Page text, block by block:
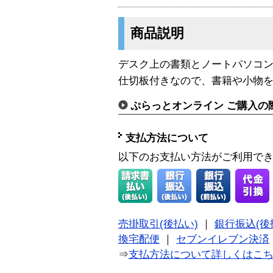
商品説明
デスク上の書類とノートパソコ
仕切板付きなので、書籍や小物
ぷらっとオンライン ご購入の
支払方法について
以下のお支払い方法がご利用で
売掛取引(後払い)
銀行振込(後
換宅配便
セブンイレブン決済
⇒支払方法について詳しくはこ